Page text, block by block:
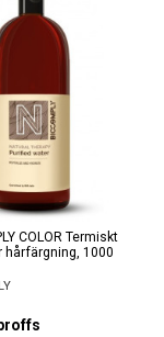
COLOR Termiskt
hårfärgning, 1000